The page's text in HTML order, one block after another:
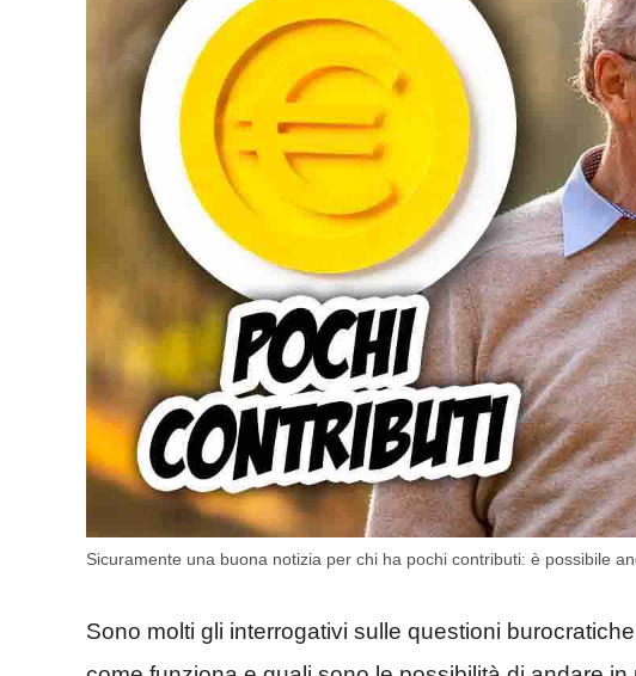
Sicuramente una buona notizia per chi ha pochi contributi: è possibile
Sono molti gli interrogativi sulle questioni